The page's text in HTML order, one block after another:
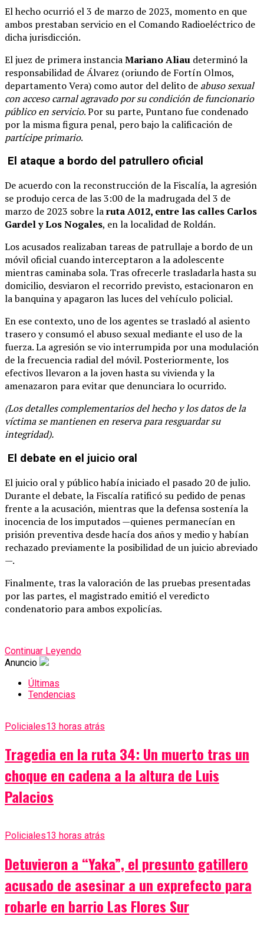
El hecho ocurrió el 3 de marzo de 2023, momento en que
ambos prestaban servicio en el Comando Radioeléctrico de
dicha jurisdicción.
El juez de primera instanciaMariano Aliau determinó la
responsabilidad de Álvarez (oriundo de Fortín Olmos,
departamento Vera) como autor del delito de abuso sexual
con acceso carnal agravado por su condición de funcionario
público en servicio. Por su parte, Puntano fue condenado
por la misma figura penal, pero bajo la calificación de
partícipe primario.
El ataque a bordo del patrullero oficial
De acuerdo con la reconstrucción de la Fiscalía, la agresión
se produjo cerca de las 3:00 de la madrugada del 3 de
marzo de 2023 sobre laruta A012, entre las calles Carlos
Gardel y Los Nogales, en la localidad de Roldán.
Los acusados realizaban tareas de patrullaje a bordo de un
móvil oficial cuando interceptaron a la adolescente
mientras caminaba sola. Tras ofrecerle trasladarla hasta su
domicilio, desviaron el recorrido previsto, estacionaron en
la banquina y apagaron las luces del vehículo policial.
En ese contexto, uno de los agentes se trasladó al asiento
trasero y consumó el abuso sexual mediante el uso de la
fuerza. La agresión se vio interrumpida por una modulación
de la frecuencia radial del móvil. Posteriormente, los
efectivos llevaron a la joven hasta su vivienda y la
amenazaron para evitar que denunciara lo ocurrido.
(Los detalles complementarios del hecho y los datos de la
víctima se mantienen en reserva para resguardar su
integridad).
El debate en el juicio oral
El juicio oral y público había iniciado el pasado 20 de julio.
Durante el debate, la Fiscalía ratificó su pedido de penas
frente a la acusación, mientras que la defensa sostenía la
inocencia de los imputados —quienes permanecían en
prisión preventiva desde hacía dos años y medio y habían
rechazado previamente la posibilidad de un juicio abreviado
—.
Finalmente, tras la valoración de las pruebas presentadas
por las partes, el magistrado emitió el veredicto
condenatorio para ambos expolicías.
Continuar Leyendo
Anuncio
Últimas
Tendencias
Policiales13 horas atrás
Tragedia en la ruta 34: Un muerto tras un
choque en cadena a la altura de Luis
Palacios
Policiales13 horas atrás
Detuvieron a “Yaka”, el presunto gatillero
acusado de asesinar a un exprefecto para
robarle en barrio Las Flores Sur